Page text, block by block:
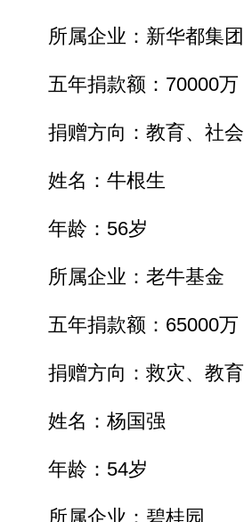
所属企业：新华都集团
五年捐款额：70000万
捐赠方向：教育、社会
姓名：牛根生
年龄：56岁
所属企业：老牛基金
五年捐款额：65000万
捐赠方向：救灾、教育
姓名：杨国强
年龄：54岁
所属企业：碧桂园